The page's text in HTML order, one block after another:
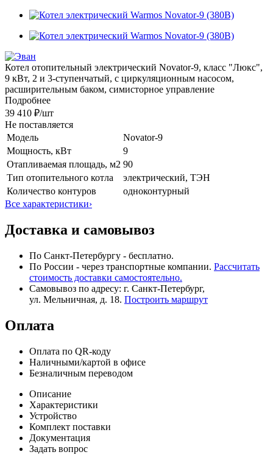
Котел отопительный электрический Novator-9, класс "Люкс",
9 кВт, 2 и 3-ступенчатый, с циркуляционным насосом,
расширительным баком, симисторное управление
Подробнее
39 410 ₽/шт
Не поставляется
Модель
Novator-9
Мощность, кВт
9
Отапливаемая площадь, м2 90
Тип отопительного котла
электрический, ТЭН
Количество контуров
одноконтурный
Все характеристики›
Доставка и самовывоз
По Санкт-Петербургу - бесплатно.
По России - через транспортные компании. Рассчитать
стоимость доставки самостоятельно.
Самовывоз по адресу: г. Санкт-Петербург,
ул. Мельничная, д. 18. Построить маршрут
Оплата
Оплата по QR-коду
Наличными/картой в офисе
Безналичным переводом
Описание
Характеристики
Устройство
Комплект поставки
Документация
Задать вопрос